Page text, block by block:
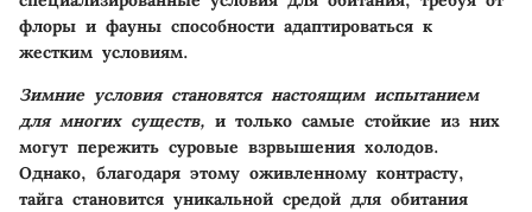
флоры и фауны способности адаптироваться к
жестким условиям.
Зимние условия становятся настоящим испытанием
для многих существ, и только самые стойкие из них
могут пережить суровые взрвышения холодов.
Однако, благодаря этому оживленному контрасту,
тайга становится уникальной средой для обитания